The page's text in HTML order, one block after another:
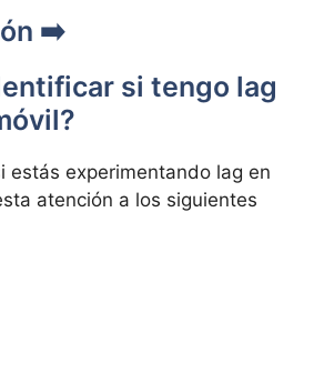
➡️
si tengo‍ lag
estás experimentando​ lag en
atención a⁣ los‌ siguientes